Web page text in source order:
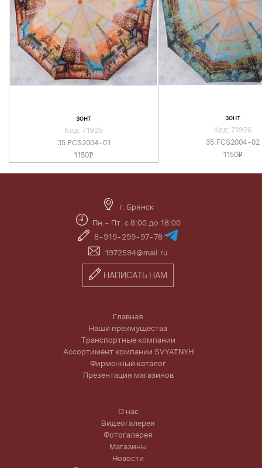
зонт
Код: 71925
35.FCS2004-01
1150v
зонт
Код: 71926
35.FCS2004-02
1150v
г. Брянск
Пн.- Пт. с 8:00 до 18:00
8-919-299-97-78
1972594@mail.ru
НАПИСАТЬ НАМ
Главная
Наши преимущества
Транспортные компании
Ассортимент компании SVYATNYH
Фирменный каталог
Презентация магазинов
О нас
Видеогалерея
Фотогалерея
Магазины
Новости